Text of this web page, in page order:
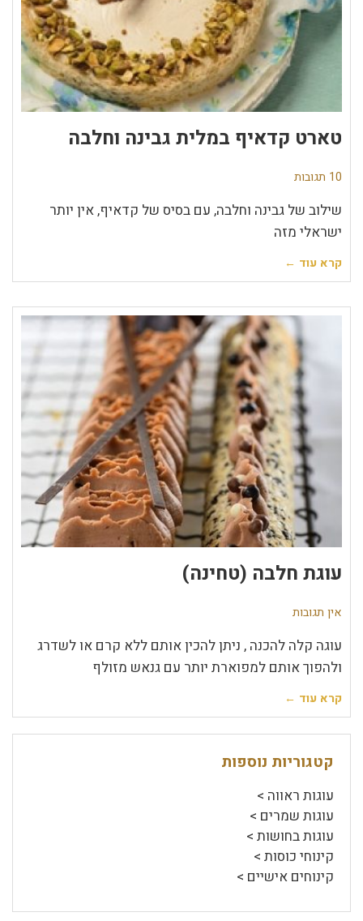
טארט קדאיף במלית גבינה וחלבה
10 תגובות
שילוב של גבינה וחלבה, עם בסיס של קדאיף, אין יותר
ישראלי מזה
קרא עוד ←
עוגת חלבה (טחינה)
אין תגובות
עוגה קלה להכנה , ניתן להכין אותם ללא קרם או לשדרג
ולהפוך אותם למפוארת יותר עם גנאש מזולף
קרא עוד ←
קטגוריות נוספות
עוגות ראווה >
עוגות שמרים >
עוגות בחושות >
קינוחי כוסות >
קינוחים אישיים >